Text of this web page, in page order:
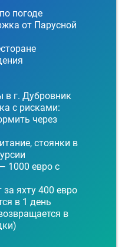
погоде
от Парусной
в г. Дубровник
с рисками:
через
стоянки в
1000 евро с
яхту 400 евро
в 1 день
в